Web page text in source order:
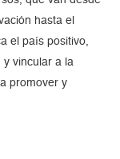
hasta el
el país positivo,
y vincular a la
promover y